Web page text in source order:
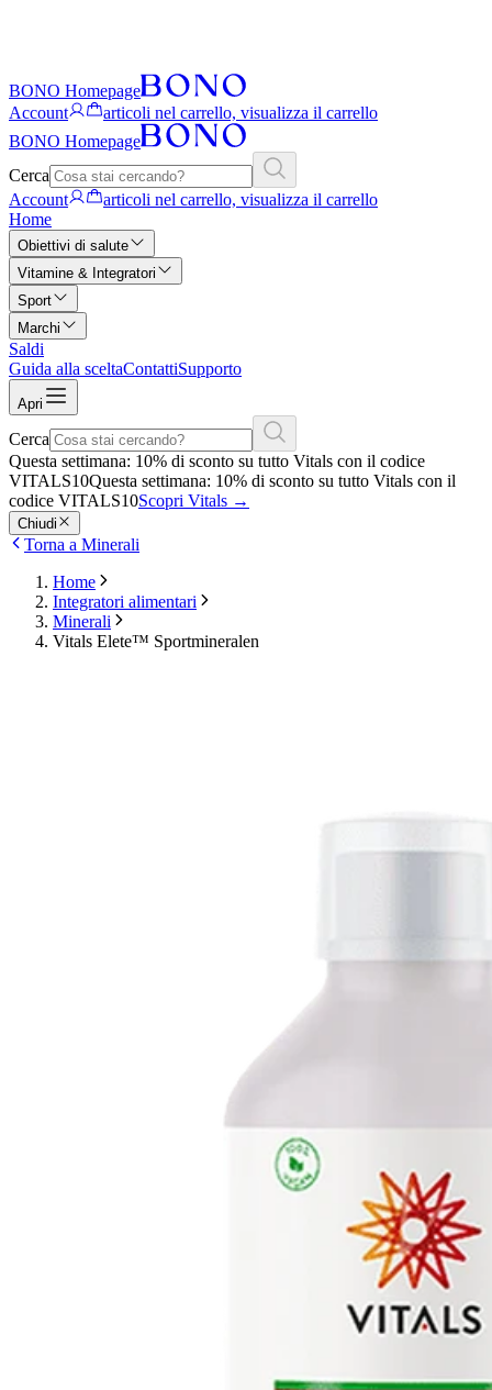
BONO Homepage
Account
articoli nel carrello, visualizza il carrello
BONO Homepage
Cerca
Account
articoli nel carrello, visualizza il carrello
Home
Obiettivi di salute
Vitamine & Integratori
Sport
Marchi
Saldi
Guida alla sceltaContattiSupporto
Apri
Cerca
Questa settimana: 10% di sconto su tutto Vitals con il codice
VITALS10Questa settimana: 10% di sconto su tutto Vitals con il
codice VITALS10Scopri Vitals →
Chiudi
Torna a Minerali
Home
Integratori alimentari
Minerali
Vitals Elete™ Sportmineralen